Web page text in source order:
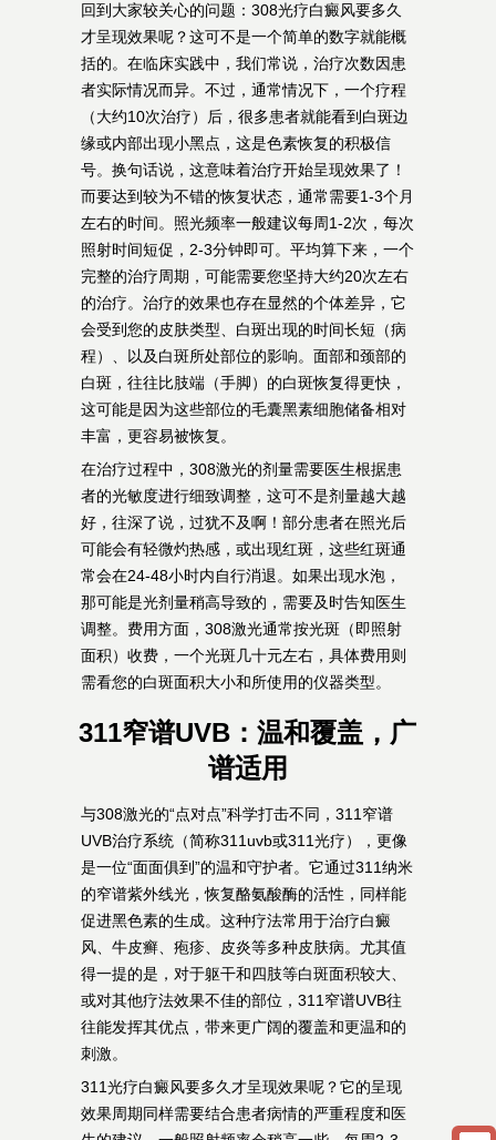
回到大家较关心的问题：308光疗白癜风要多久
才呈现效果呢？这可不是一个简单的数字就能概
括的。在临床实践中，我们常说，治疗次数因患
者实际情况而异。不过，通常情况下，一个疗程
（大约10次治疗）后，很多患者就能看到白斑边
缘或内部出现小黑点，这是色素恢复的积极信
号。换句话说，这意味着治疗开始呈现效果了！
而要达到较为不错的恢复状态，通常需要1-3个月
左右的时间。照光频率一般建议每周1-2次，每次
照射时间短促，2-3分钟即可。平均算下来，一个
完整的治疗周期，可能需要您坚持大约20次左右
的治疗。治疗的效果也存在显然的个体差异，它
会受到您的皮肤类型、白斑出现的时间长短（病
程）、以及白斑所处部位的影响。面部和颈部的
白斑，往往比肢端（手脚）的白斑恢复得更快，
这可能是因为这些部位的毛囊黑素细胞储备相对
丰富，更容易被恢复。
在治疗过程中，308激光的剂量需要医生根据患
者的光敏度进行细致调整，这可不是剂量越大越
好，往深了说，过犹不及啊！部分患者在照光后
可能会有轻微灼热感，或出现红斑，这些红斑通
常会在24-48小时内自行消退。如果出现水泡，
那可能是光剂量稍高导致的，需要及时告知医生
调整。费用方面，308激光通常按光斑（即照射
面积）收费，一个光斑几十元左右，具体费用则
需看您的白斑面积大小和所使用的仪器类型。
311窄谱UVB：温和覆盖，广
谱适用
与308激光的“点对点”科学打击不同，311窄谱
UVB治疗系统（简称311uvb或311光疗），更像
是一位“面面俱到”的温和守护者。它通过311纳米
的窄谱紫外线光，恢复酪氨酸酶的活性，同样能
促进黑色素的生成。这种疗法常用于治疗白癜
风、牛皮癣、疱疹、皮炎等多种皮肤病。尤其值
得一提的是，对于躯干和四肢等白斑面积较大、
或对其他疗法效果不佳的部位，311窄谱UVB往
往能发挥其优点，带来更广阔的覆盖和更温和的
刺激。
311光疗白癜风要多久才呈现效果呢？它的呈现
效果周期同样需要结合患者病情的严重程度和医